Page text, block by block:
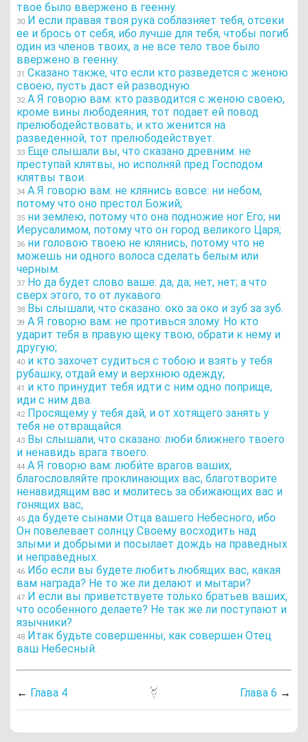
твое было ввержено в геенну.
30 И если правая твоя рука соблазняет тебя, отсеки
ее и брось от себя, ибо лучше для тебя, чтобы погиб
один из членов твоих, а не все тело твое было
ввержено в геенну.
31 Сказано также, что если кто разведется с женою
своею, пусть даст ей разводную.
32А Я говорю вам: кто разводится с женою своею,
кроме вины любодеяния, тот подает ей повод
прелюбодействовать; и кто женится на
разведенной, тот прелюбодействует.
33 Еще слышали вы, что сказано древним: не
преступай клятвы, но исполняй пред Господом
клятвы твои.
34 А Я говорю вам: не клянись вовсе: ни небом,
потому что оно престол Божий;
35 ни землею, потому что она подножие ног Его; ни
Иерусалимом, потому что он город великого Царя;
36 ни головою твоею не клянись, потому что не
можешь ни одного волоса сделать белым или
черным.
37 Но да будет слово ваше: да, да; нет, нет; а что
сверх этого, то от лукавого.
38 Вы слышали, что сказано: око за око и зуб за зуб.
39 А Я говорю вам: не противься злому. Но кто
ударит тебя в правую щеку твою, обрати к нему и
другую;
40 и кто захочет судиться с тобою и взять у тебя
рубашку, отдай ему и верхнюю одежду;
41 и кто принудит тебя идти с ним одно поприще,
иди с ним два.
42Просящему у тебя дай, и от хотящего занять у
тебя не отвращайся.
43 Вы слышали, что сказано: люби ближнего твоего
и ненавидь врага твоего.
44 А Я говорю вам: люби́те врагов ваших,
благословляйте проклинающих вас, благотворите
ненавидящим вас и молитесь за обижающих вас и
гонящих вас,
45 да будете сынами Отца вашего Небесного, ибо
Он повелевает солнцу Своему восходить над
злыми и добрыми и посылает дождь на праведных
и неправедных.
46 Ибо если вы будете любить любящих вас, какая
вам награда? Не то же ли делают и мытари?
47 И если вы приветствуете только братьев ваших,
что особенного делаете? Не так же ли поступают и
язычники?
48 Итак будьте совершенны, как совершен Отец
ваш Небесный.
← Глава 4 Глава 6 →